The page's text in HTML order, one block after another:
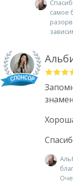
самое